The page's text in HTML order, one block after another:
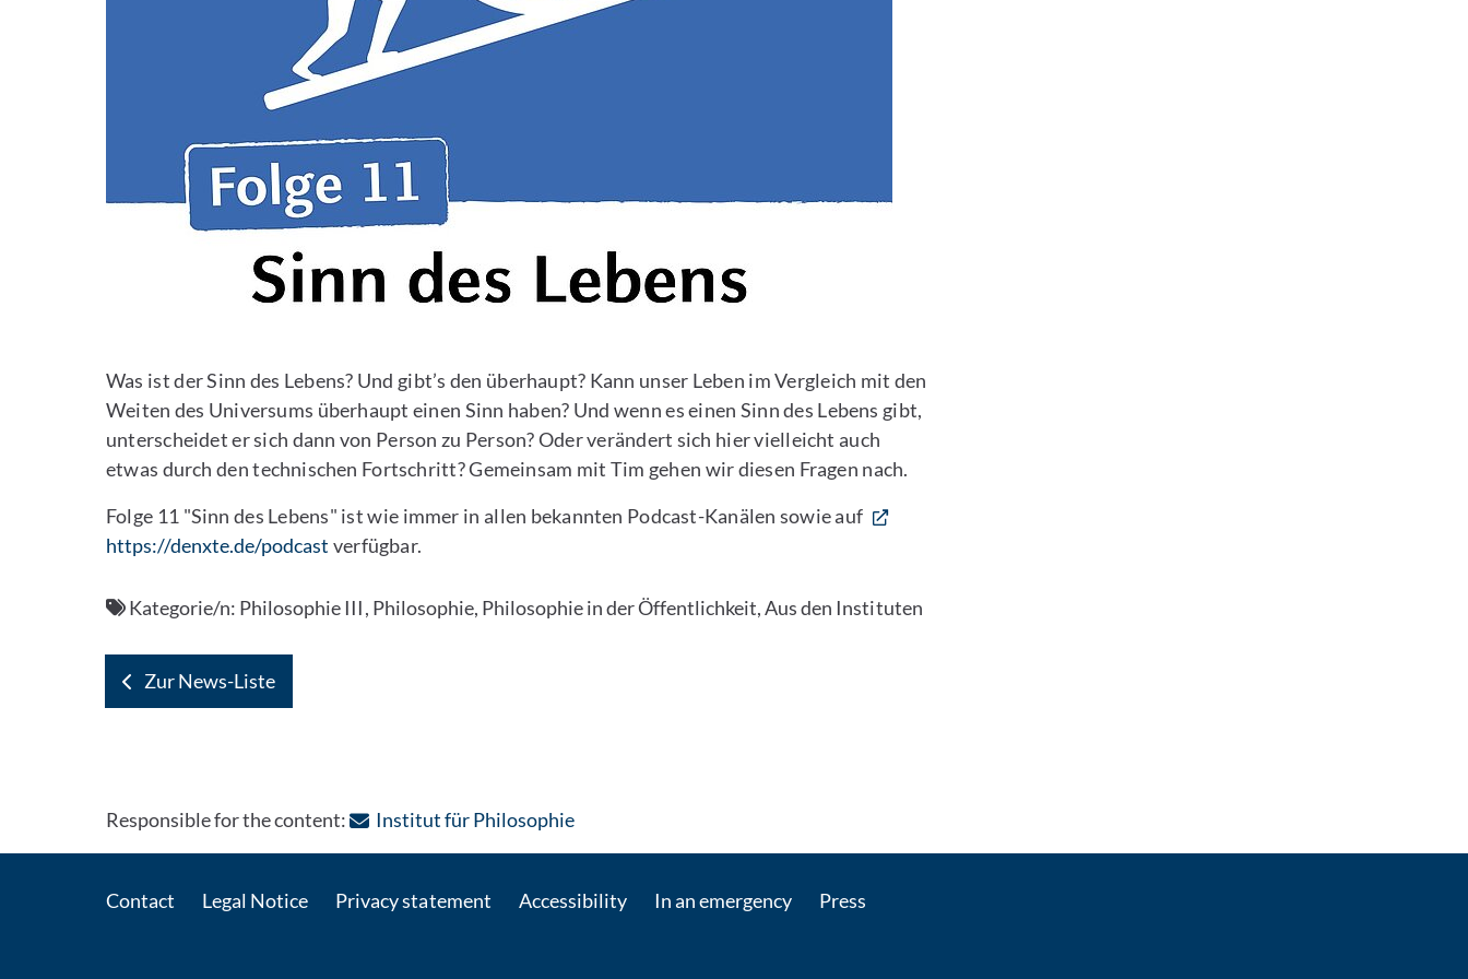
Was ist der Sinn des Lebens? Und gibt’s den überhaupt? Kann unser Leben im Vergleich mit den
Weiten des Universums überhaupt einen Sinn haben? Und wenn es einen Sinn des Lebens gibt,
unterscheidet er sich dann von Person zu Person? Oder verändert sich hier vielleicht auch
etwas durch den technischen Fortschritt? Gemeinsam mit Tim gehen wir diesen Fragen nach.
Folge 11 "Sinn des Lebens" ist wie immer in allen bekannten Podcast-Kanälen sowie auf
https://denxte.de/podcast verfügbar.
Kategorie/n: Philosophie III, Philosophie, Philosophie in der Öffentlichkeit, Aus den Instituten
Zur News-Liste
Responsible for the content: Institut für Philosophie: Contact by e-mail
Contact Legal Notice Privacy statement Accessibility In an emergency Press